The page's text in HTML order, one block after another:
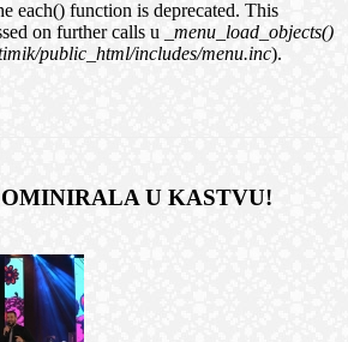
each() function is deprecated. This
on further calls u
_menu_load_objects()
public_html/includes/menu.inc).
U KASTVU!